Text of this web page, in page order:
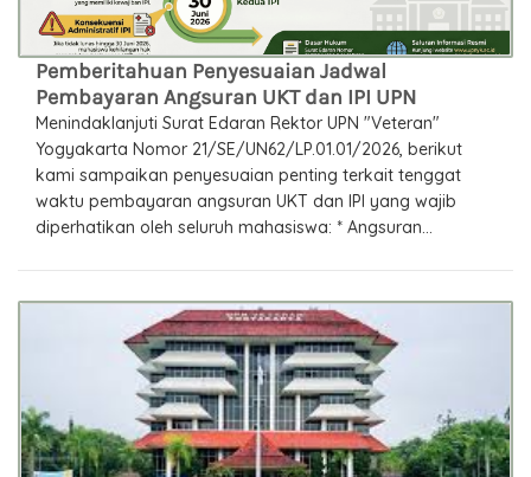
Pemberitahuan Penyesuaian Jadwal
Pembayaran Angsuran UKT dan IPI UPN
Menindaklanjuti Surat Edaran Rektor UPN "Veteran"
Yogyakarta Nomor 21/SE/UN62/LP.01.01/2026, berikut
kami sampaikan penyesuaian penting terkait tenggat
waktu pembayaran angsuran UKT dan IPI yang wajib
diperhatikan oleh seluruh mahasiswa: * Angsuran...